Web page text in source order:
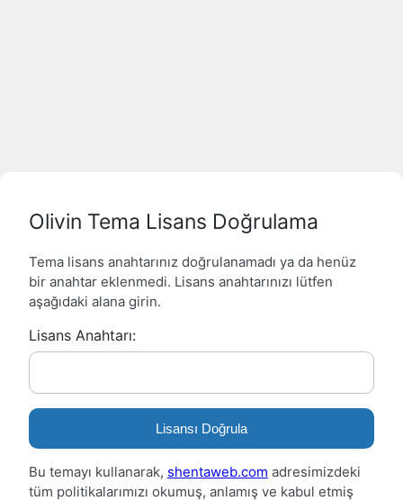
Olivin Tema Lisans Doğrulama
Tema lisans anahtarınız doğrulanamadı ya da henüz
bir anahtar eklenmedi. Lisans anahtarınızı lütfen
aşağıdaki alana girin.
Lisans Anahtarı:
Lisansı Doğrula
Bu temayı kullanarak, shentaweb.com adresimizdeki
tüm politikalarımızı okumuş, anlamış ve kabul etmiş